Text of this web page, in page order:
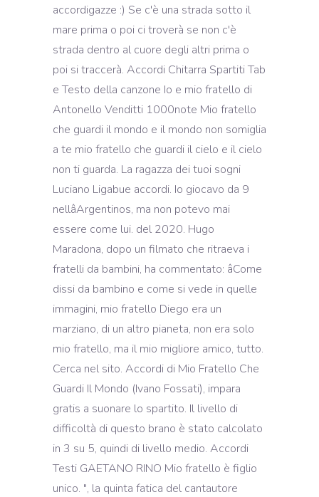
accordigazze :) Se c'è una strada sotto il
mare prima o poi ci troverà se non c'è
strada dentro al cuore degli altri prima o
poi si traccerà. Accordi Chitarra Spartiti Tab
e Testo della canzone Io e mio fratello di
Antonello Venditti 1000note Mio fratello
che guardi il mondo e il mondo non somiglia
a te mio fratello che guardi il cielo e il cielo
non ti guarda. La ragazza dei tuoi sogni
Luciano Ligabue accordi. Io giocavo da 9
nellâArgentinos, ma non potevo mai
essere come lui. del 2020. Hugo
Maradona, dopo un filmato che ritraeva i
fratelli da bambini, ha commentato: âCome
dissi da bambino e come si vede in quelle
immagini, mio fratello Diego era un
marziano, di un altro pianeta, non era solo
mio fratello, ma il mio migliore amico, tutto.
Cerca nel sito. Accordi di Mio Fratello Che
Guardi Il Mondo (Ivano Fossati), impara
gratis a suonare lo spartito. Il livello di
difficoltà di questo brano è stato calcolato
in 3 su 5, quindi di livello medio. Accordi
Testi GAETANO RINO Mio fratello è figlio
unico. ", la quinta fatica del cantautore